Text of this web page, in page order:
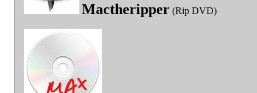
Mactheripper (Rip DVD)